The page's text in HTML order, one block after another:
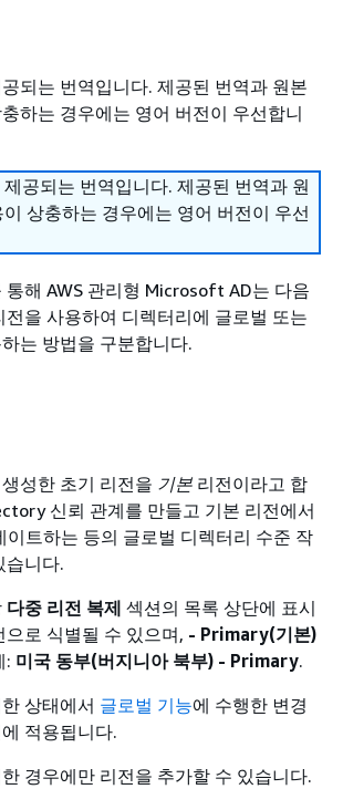
되는 번역입니다. 제공된 번역과 원본
하는 경우에는 영어 버전이 우선합니
공되는 번역입니다. 제공된 번역과 원
상충하는 경우에는 영어 버전이 우선
통해 AWS 관리형 Microsoft AD는 다음
전을 사용하여 디렉터리에 글로벌 또는
는 방법을 구분합니다.
성한 초기 리전을 기본 리전이라고 합
신뢰 관계를 만들고 기본 리전에서
이트하는 등의 글로벌 디렉터리 수준 작
습니다.
다중 리전 복제 섹션의 목록 상단에 표시
으로 식별될 수 있으며, - Primary(기본)
: 미국 동부(버지니아 북부) - Primary.
상태에서 글로벌 기능에 수행한 변경
적용됩니다.
경우에만 리전을 추가할 수 있습니다.